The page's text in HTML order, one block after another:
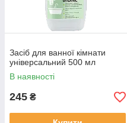
Засіб для ванної кімнати
універсальний 500 мл
В наявності
245 ₴